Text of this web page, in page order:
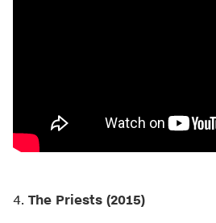
4. The Priests (2015)